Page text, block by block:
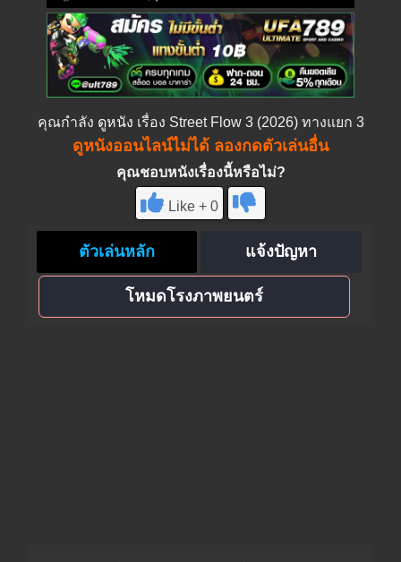
คุณกำลัง ดูหนัง เรื่อง Street Flow 3 (2026) ทางแยก 3
ดูหนังออนไลน์ไม่ได้ ลองกดตัวเล่นอื่น
คุณชอบหนังเรื่องนี้หรือไม่?
Like + 0
ตัวเล่นหลัก แจ้งปัญหา
โหมดโรงภาพยนตร์